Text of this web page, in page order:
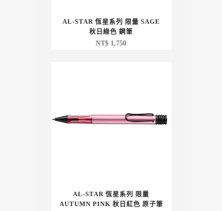
AL-STAR 恆星系列 限量 SAGE
秋日綠色 鋼筆
NT$ 1,750
AL-STAR 恆星系列 限量
AUTUMN PINK 秋日紅色 原子筆